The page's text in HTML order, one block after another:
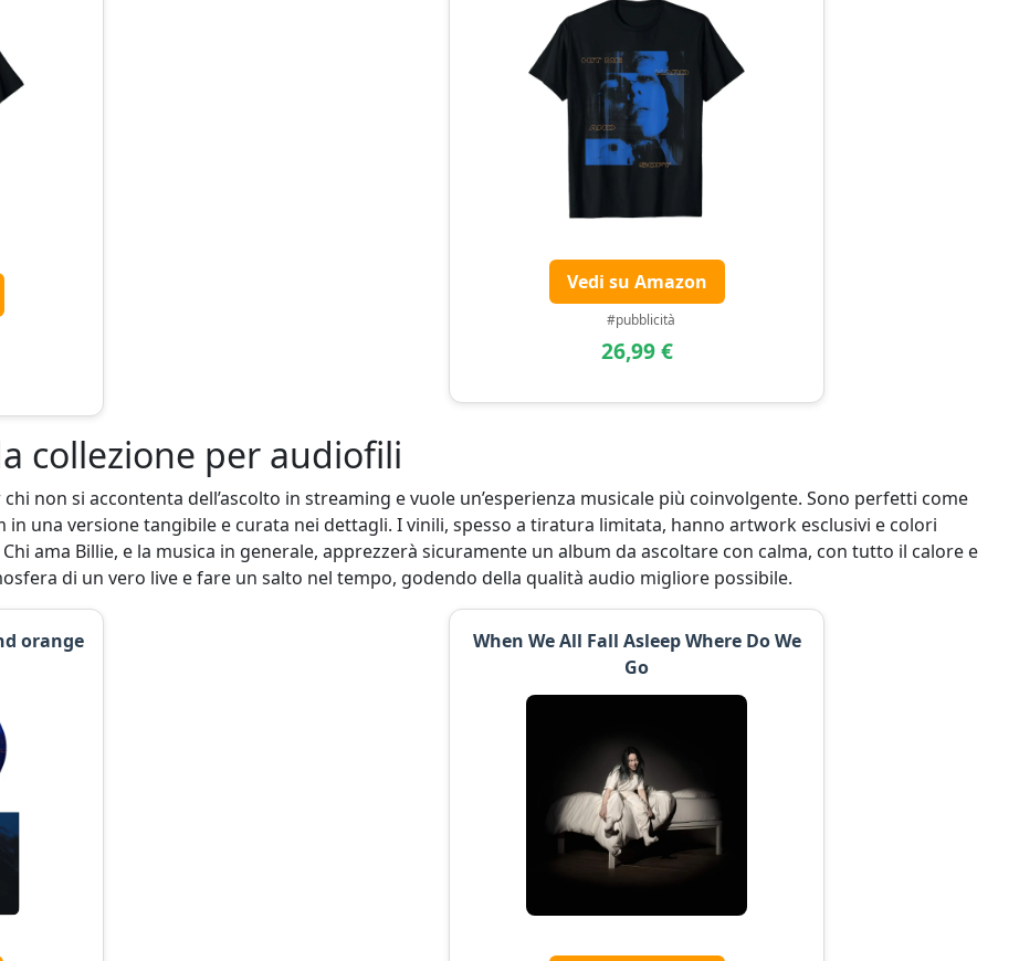
Vedi su Amazon
#pubblicità
26,99 €
collezione per audiofili
non si accontenta dell’ascolto in streaming e vuole un’esperienza musicale più coinvolgente. Sono perfetti come
in una versione tangibile e curata nei dettagli. I vinili, spesso a tiratura limitata, hanno artwork esclusivi e colori
ama Billie, e la musica in generale, apprezzerà sicuramente un album da ascoltare con calma, con tutto il calore e
di un vero live e fare un salto nel tempo, godendo della qualità audio migliore possibile.
orange
When We All Fall Asleep Where Do We
Go